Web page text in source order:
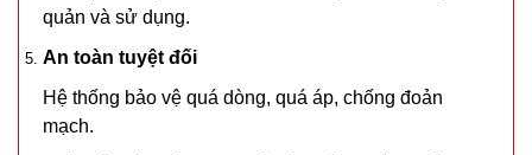
quản và sử dụng.
An toàn tuyệt đối
Hệ thống bảo vệ quá dòng, quá áp, chống đoản
mạch.
Cân nặng: